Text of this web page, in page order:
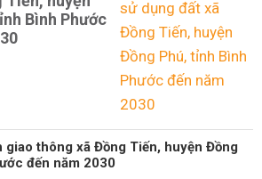
Bình Phước
giao thông xã Đồng Tiến, huyện Đồng
đến năm 2030